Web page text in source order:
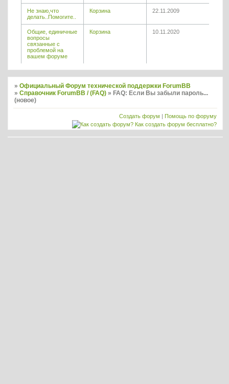
Не знаю,что
делать..Помогите..
Корзина 22.11.2009
Общие, единичные
вопросы
связанные с
проблемой на
вашем форуме
Корзина 10.11.2020
»Официальный Форум технической поддержки ForumBB
»Справочник ForumBB / (FAQ) » FAQ: Если Вы забыли пароль...
(новое)
Создать форум Помощь по форуму